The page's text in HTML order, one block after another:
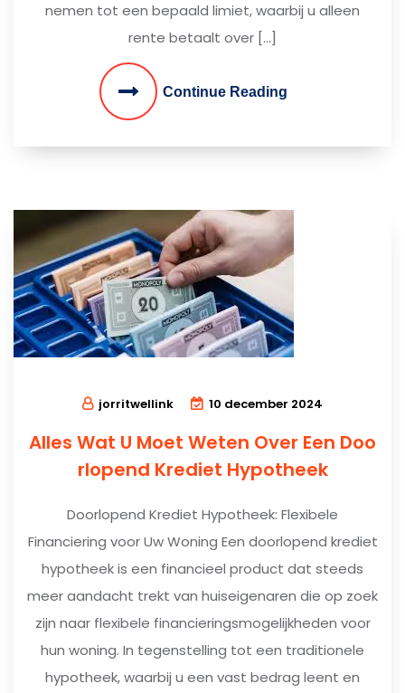
nemen tot een bepaald limiet, waarbij u alleen
rente betaalt over […]
Continue Reading
jorritwellink 10 december 2024
Alles Wat U Moet Weten Over Een Doo
rlopend Krediet Hypotheek
Doorlopend Krediet Hypotheek: Flexibele
Financiering voor Uw Woning Een doorlopend krediet
hypotheek is een financieel product dat steeds
meer aandacht trekt van huiseigenaren die op zoek
zijn naar flexibele financieringsmogelijkheden voor
hun woning. In tegenstelling tot een traditionele
hypotheek, waarbij u een vast bedrag leent en